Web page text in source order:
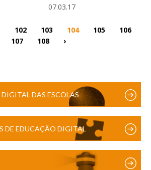
07.03.17
102 103 104 105
106
107
108 ›
DAS ESCOLAS
DE EDUCAÇÃO DIGITAL